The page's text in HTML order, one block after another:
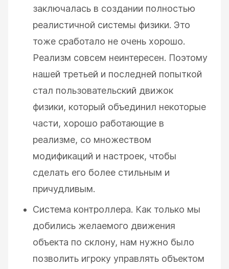
заключалась в создании полностью
реалистичной системы физики. Это
тоже сработало не очень хорошо.
Реализм совсем неинтересен. Поэтому
нашей третьей и последней попыткой
стал пользовательский движок
физики, который объединил некоторые
части, хорошо работающие в
реализме, со множеством
модификаций и настроек, чтобы
сделать его более стильным и
причудливым.
Система контроллера. Как только мы
добились желаемого движения
объекта по склону, нам нужно было
позволить игроку управлять объектом